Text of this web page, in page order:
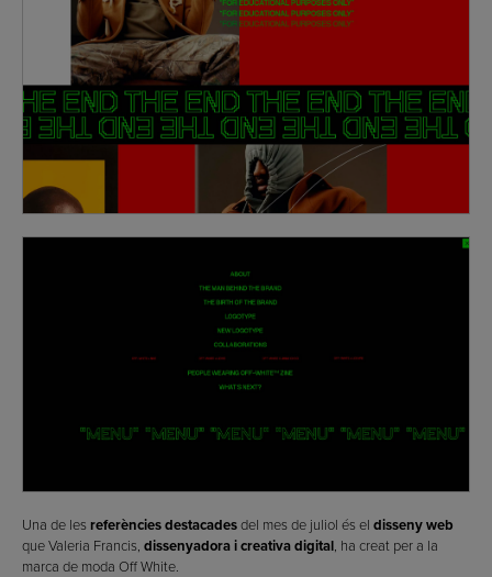
Una de les referències destacadesdel mes de juliol és el disseny web
que Valeria Francis, dissenyadora i creativa digital, ha creat per a la
marca de moda Off White.